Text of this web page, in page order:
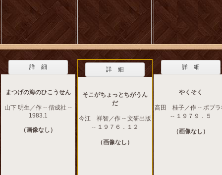
詳 細
まつげの海のひこうせん
山下 明生／作 -- 偕成社 --
1983.1
（画像なし）
詳 細
そこがちょっとちがうん
だ
今江 祥智／作 -- 文研出版
-- １９７６．１２
（画像なし）
詳 細
やくそく
高田 桂子／作 -- ポプラ
-- １９７９．５
（画像なし）